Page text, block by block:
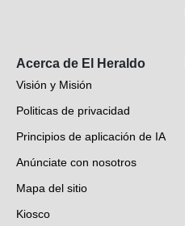
Acerca de El Heraldo
Visión y Misión
Politicas de privacidad
Principios de aplicación de IA
Anúnciate con nosotros
Mapa del sitio
Kiosco